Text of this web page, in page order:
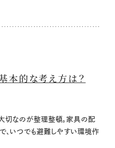
本的な考え方は？
切なのが整理整頓。家具の配
、いつでも避難しやすい環境作